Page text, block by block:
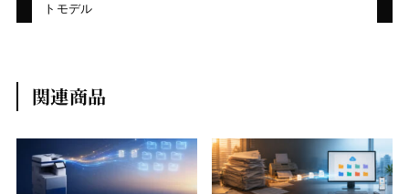
トモデル
関連商品